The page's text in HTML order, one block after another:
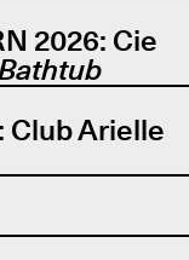
2026: Cie
Club Arielle